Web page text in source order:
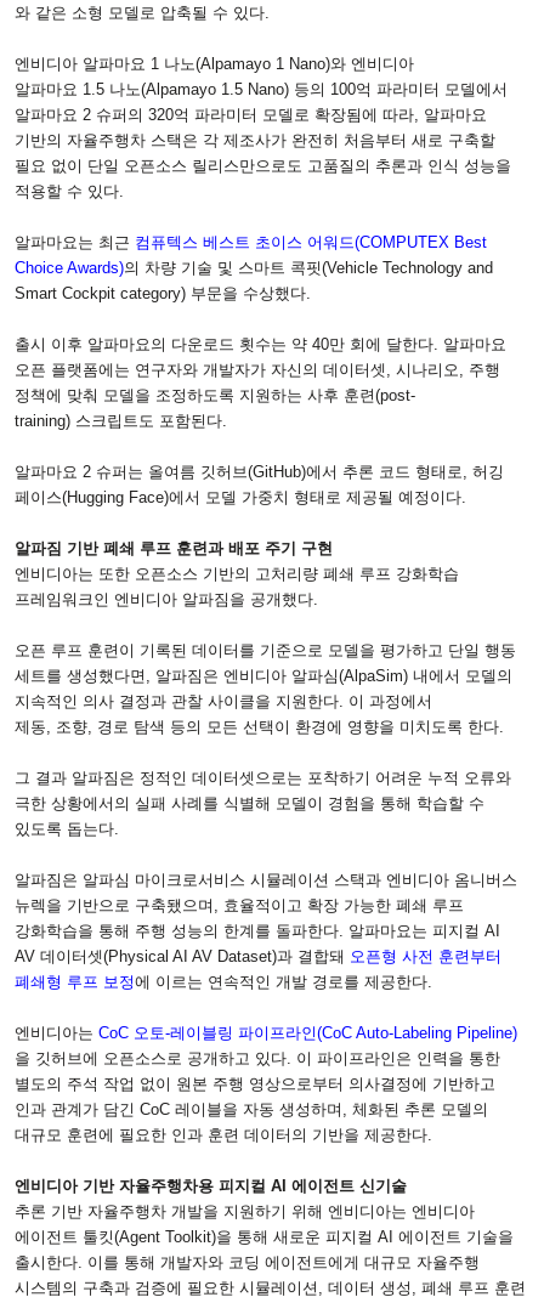
와 같은 소형 모델로 압축될 수 있다.
엔비디아 알파마요 1 나노(Alpamayo 1 Nano)와 엔비디아
알파마요 1.5 나노(Alpamayo 1.5 Nano) 등의 100억 파라미터 모델에서
알파마요 2 슈퍼의 320억 파라미터 모델로 확장됨에 따라, 알파마요
기반의 자율주행차 스택은 각 제조사가 완전히 처음부터 새로 구축할
필요 없이 단일 오픈소스 릴리스만으로도 고품질의 추론과 인식 성능을
적용할 수 있다.
알파마요는 최근 컴퓨텍스 베스트 초이스 어워드(COMPUTEX Best
Choice Awards)의 차량 기술 및 스마트 콕핏(Vehicle Technology and
Smart Cockpit category) 부문을 수상했다.
출시 이후 알파마요의 다운로드 횟수는 약 40만 회에 달한다. 알파마요
오픈 플랫폼에는 연구자와 개발자가 자신의 데이터셋 , 시나리오, 주행
정책에 맞춰 모델을 조정하도록 지원하는 사후 훈련(post-
training) 스크립트도 포함된다.
알파마요 2 슈퍼는 올여름 깃허브(GitHub)에서 추론 코드 형태로, 허깅
페이스(Hugging Face)에서 모델 가중치 형태로 제공될 예정이다.
알파짐 기반 폐쇄 루프 훈련과 배포 주기 구현
엔비디아는 또한 오픈소스 기반의 고처리량 폐쇄 루프 강화학습
프레임워크인 엔비디아 알파짐을 공개했다.
오픈 루프 훈련이 기록된 데이터를 기준으로 모델을 평가하고 단일 행동
세트를 생성했다면 , 알파짐은 엔비디아 알파심(AlpaSim) 내에서 모델의
지속적인 의사 결정과 관찰 사이클을 지원한다. 이 과정에서
제동, 조향, 경로 탐색 등의 모든 선택이 환경에 영향을 미치도록 한다.
그 결과 알파짐은 정적인 데이터셋으로는 포착하기 어려운 누적 오류와
극한 상황에서의 실패 사례를 식별해 모델이 경험을 통해 학습할 수
있도록 돕는다.
알파짐은 알파심 마이크로서비스 시뮬레이션 스택과 엔비디아 옴니버스
뉴렉을 기반으로 구축됐으며 , 효율적이고 확장 가능한 폐쇄 루프
강화학습을 통해 주행 성능의 한계를 돌파한다. 알파마요는 피지컬 AI
AV 데이터셋(Physical AI AV Dataset)과 결합돼 오픈형 사전 훈련부터
폐쇄형 루프 보정에 이르는 연속적인 개발 경로를 제공한다.
엔비디아는 CoC 오토-레이블링 파이프라인(CoC Auto-Labeling Pipeline)
을 깃허브에 오픈소스로 공개하고 있다. 이 파이프라인은 인력을 통한
별도의 주석 작업 없이 원본 주행 영상으로부터 의사결정에 기반하고
인과 관계가 담긴 CoC 레이블을 자동 생성하며 , 체화된 추론 모델의
대규모 훈련에 필요한 인과 훈련 데이터의 기반을 제공한다.
엔비디아 기반 자율주행차용 피지컬 AI 에이전트 신기술
추론 기반 자율주행차 개발을 지원하기 위해 엔비디아는 엔비디아
에이전트 툴킷(Agent Toolkit)을 통해 새로운 피지컬 AI 에이전트 기술을
출시한다. 이를 통해 개발자와 코딩 에이전트에게 대규모 자율주행
시스템의 구축과 검증에 필요한 시뮬레이션 , 데이터 생성 , 폐쇄 루프 훈련